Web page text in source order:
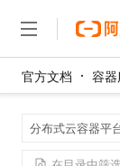
官方文档 容
分布式云容器平
大模型
产品
解决方
权益
定价
云市场
伙伴
服务
了解阿